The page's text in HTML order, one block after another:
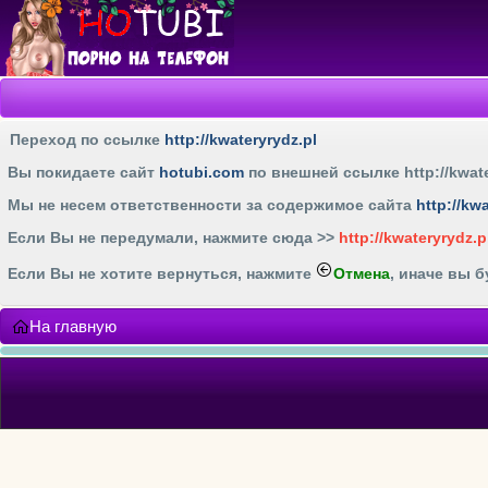
Переход по ссылке http://kwateryrydz.pl
Вы покидаете сайт hotubi.com по внешней ссылке http://
Мы не несем ответственности за содержимое сайта http://
Если Вы не передумали, нажмите cюда >> http://
Если Вы не хотите вернуться, нажмите Отмена, иначе вы
На главную